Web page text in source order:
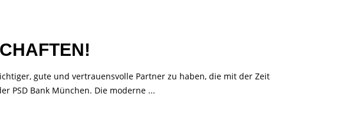
gute und vertrauensvolle Partner zu haben, die mit der Zeit
PSD Bank München. Die moderne